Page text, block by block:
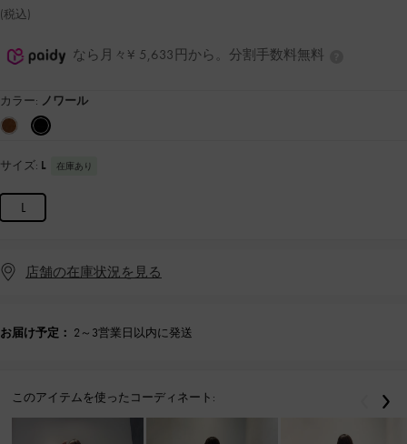
(税込)
なら月々¥ 5,633円から。分割手数料無料
カラー: ノワール
サイズ: L 在庫あり
L
店舗の在庫状況を見る
お届け予定： 2～3営業日以内に発送
このアイテムを使ったコーディネート: 戻る